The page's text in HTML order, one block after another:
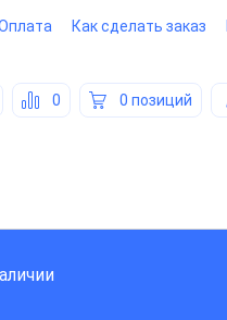
Как сделать заказ
0 0 позиций